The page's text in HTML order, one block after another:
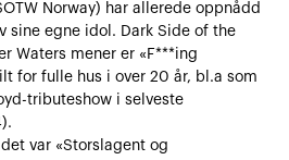
Norway) har allerede oppnådd
sine egne idol. Dark Side of the
Waters mener er «F***ing
for fulle hus i over 20 år, bl.a som
tributeshow i selveste
var «Storslagent og